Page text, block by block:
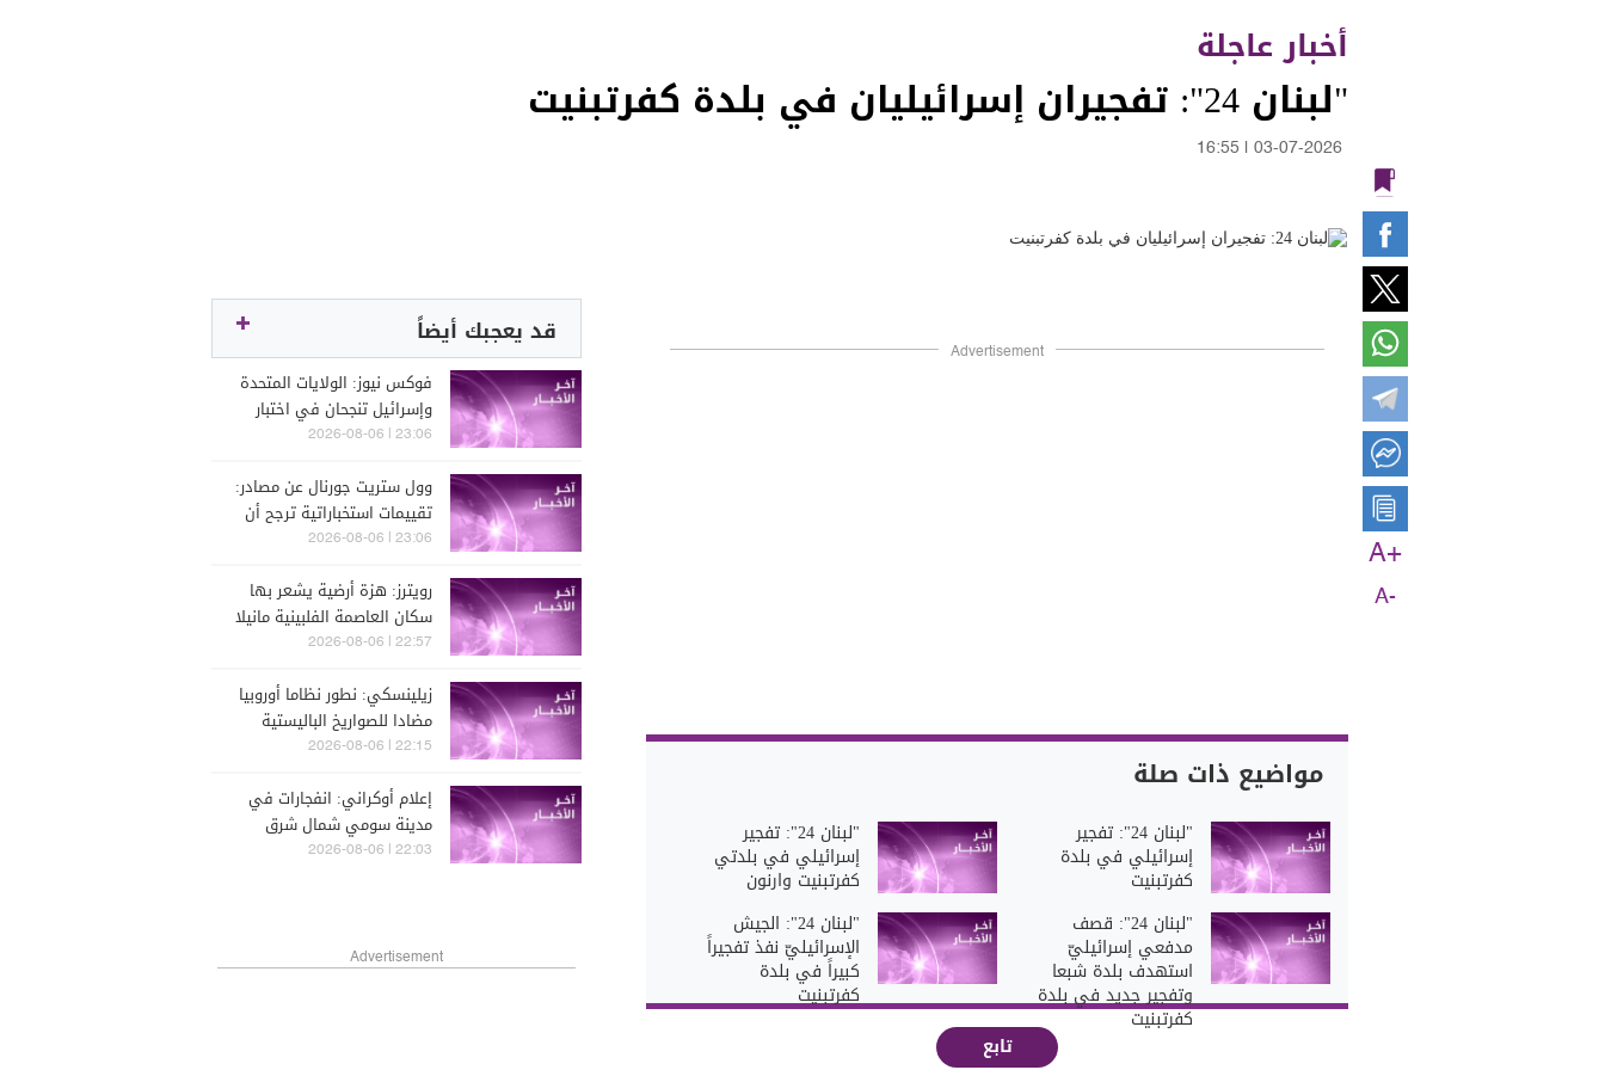
أخبار عاجلة
"لبنان 24": تفجيران إسرائيليان في بلدة كفرتبنيت
03-07-2026
16:55
A+
A-
Advertisement
مواضيع ذات صلة
"لبنان 24": تفجير
إسرائيلي في بلدة
كفرتبنيت
"لبنان 24": تفجير
إسرائيلي في بلدتي
كفرتبنيت وارنون
"لبنان 24": قصف
مدفعي إسرائيليّ
استهدف بلدة شبعا
وتفجير جديد في بلدة
كفرتبنيت
"لبنان 24": الجيش
الإسرائيليّ نفذ تفجيراً
كبيراً في بلدة
كفرتبنيت
تابع
قد يعجبك أيضاً
فوكس نيوز: الولايات المتحدة
وإسرائيل تنجحان في اختبار
نظام الدفاع الصاروخي "آرو"
الباليستية بعيدة المدى
23:06 | 2026-08-06
وول ستريت جورنال عن مصادر:
تقييمات استخباراتية ترجح أن
يحاول بوتين اختبار تماسك
على إحدى دوله خلال السنوات
المقبلة
23:06 | 2026-08-06
رويترز: هزة أرضية يشعر بها
سكان العاصمة الفلبينية مانيلا
22:57 | 2026-08-06
زيلينسكي: نطور نظاما أوروبيا
مضادا للصواريخ الباليستية
كبديل لـ "الباتريوت"
22:15 | 2026-08-06
إعلام أوكراني: انفجارات في
مدينة سومي شمال شرق
البلاد بالتزامن مع إعلان حالة
22:03 | 2026-08-06
Advertisement